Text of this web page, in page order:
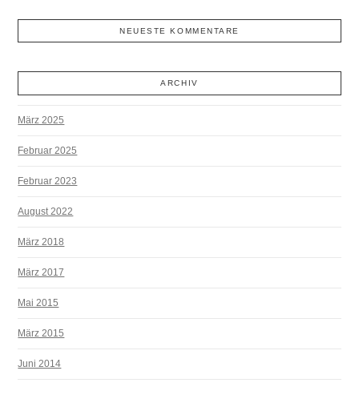
NEUESTE KOMMENTARE
ARCHIV
März 2025
Februar 2025
Februar 2023
August 2022
März 2018
März 2017
Mai 2015
März 2015
Juni 2014